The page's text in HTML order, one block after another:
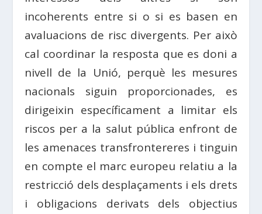
incoherents entre si o si es basen en
avaluacions de risc divergents. Per això
cal coordinar la resposta que es doni a
nivell de la Unió, perquè les mesures
nacionals siguin proporcionades, es
dirigeixin específicament a limitar els
riscos per a la salut pública enfront de
les amenaces transfrontereres i tinguin
en compte el marc europeu relatiu a la
restricció dels desplaçaments i els drets
i obligacions derivats dels objectius